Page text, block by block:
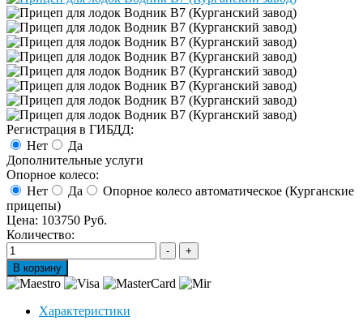
Регистрация в ГИБДД:
Нет
Да
Дополнительные услуги
Опорное колесо:
Нет
Да
Опорное колесо автоматическое (Курганские
прицепы)
Цена: 103750 Руб.
Количество:
Характеристики